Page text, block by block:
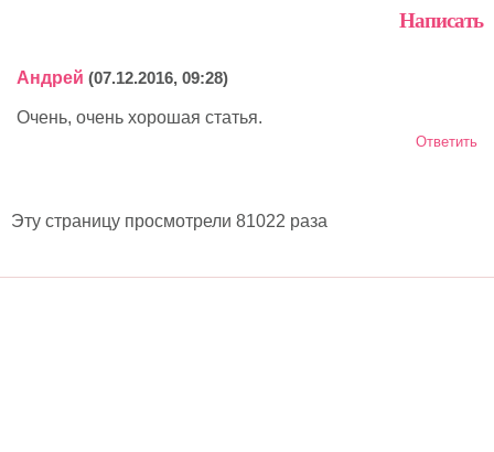
Написать
Андрей (07.12.2016, 09:28)
Очень, очень хорошая статья.
Ответить
Эту страницу просмотрели 81022 раза